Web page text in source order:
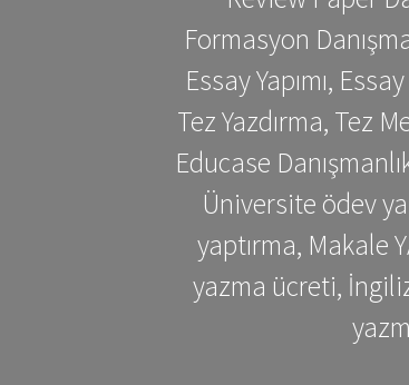
Formasyon
Essay Yapımı,
Tez Yazdırma, Tez
Educase
Üniversite ödev
yaptırma, Makale
yazma ücreti,